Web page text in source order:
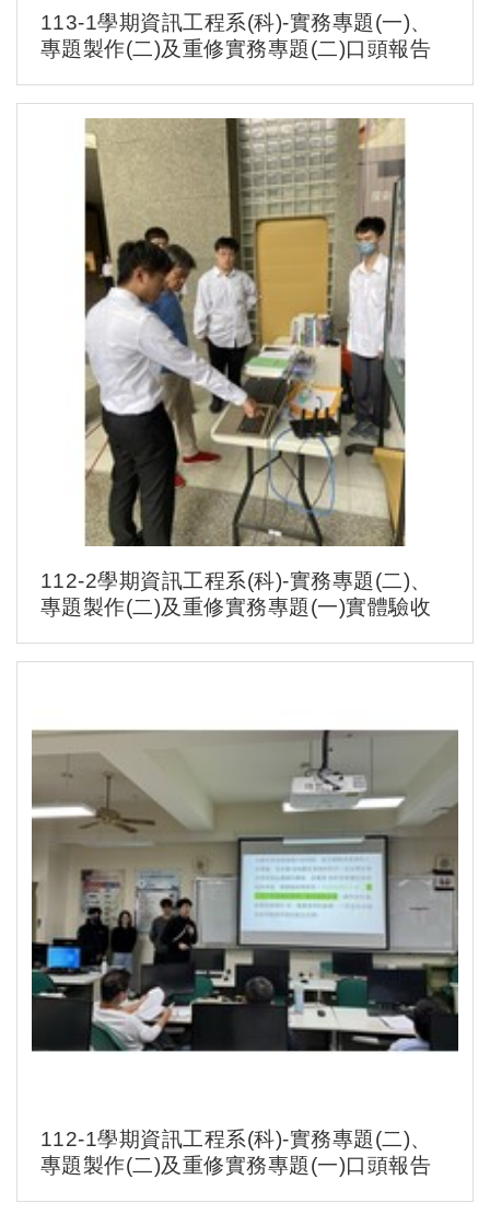
113-1學期資訊工程系(科)-實務專題(一)、
專題製作(二)及重修實務專題(二)口頭報告
112-2學期資訊工程系(科)-實務專題(二)、
專題製作(二)及重修實務專題(一)實體驗收
112-1學期資訊工程系(科)-實務專題(二)、
專題製作(二)及重修實務專題(一)口頭報告